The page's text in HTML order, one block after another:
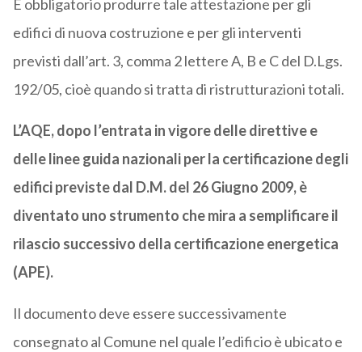
È obbligatorio produrre tale attestazione per gli
edifici di nuova costruzione e per gli interventi
previsti dall’art. 3, comma 2 lettere A, B e C del D.Lgs.
192/05, cioè quando si tratta di ristrutturazioni totali.
L’AQE, dopo l’entrata in vigore delle direttive e
delle linee guida nazionali per la certificazione degli
edifici previste dal D.M. del 26 Giugno 2009, è
diventato uno strumento che mira a semplificare il
rilascio successivo della certificazione energetica
(APE).
Il documento deve essere successivamente
consegnato al Comune nel quale l’edificio è ubicato e